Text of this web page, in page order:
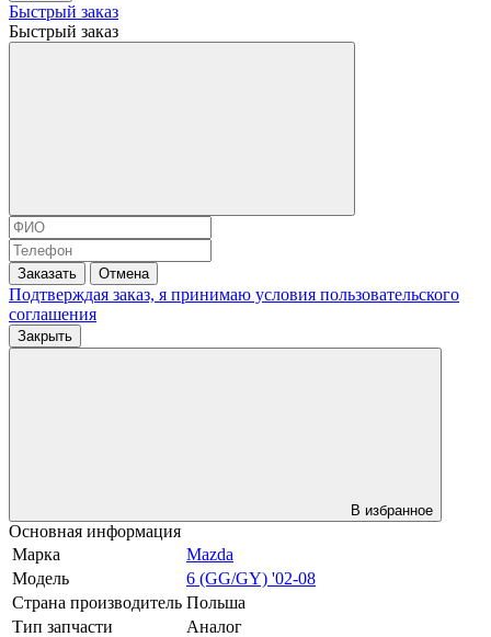
Быстрый заказ
Быстрый заказ
Заказать Отмена
Подтверждая заказ, я принимаю условия пользовательского
соглашения
Закрыть
В избранное
Основная информация
Марка
Mazda
Модель
6 (GG/GY) '02-08
Страна производитель Польша
Тип запчасти
Аналог